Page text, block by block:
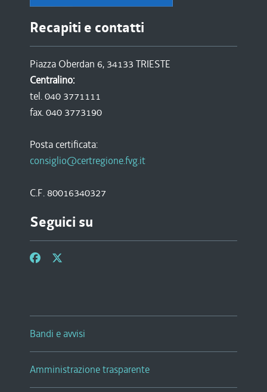
Recapiti e contatti
Piazza Oberdan 6, 34133 TRIESTE
Centralino:
tel. 040 3771111
fax. 040 3773190
Posta certificata:
consiglio@certregione.fvg.it
C.F. 80016340327
Seguici su
Bandi e avvisi
Amministrazione trasparente